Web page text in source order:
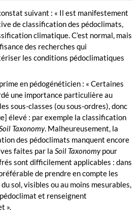
suivant : « Il est manifestement
de classification des pédoclimats,
climatique. C’est normal, mais
des recherches qui
les conditions pédoclimatiques
en pédogénéticien : « Certaines
une importance particulière au
sous-classes (ou sous-ordres), donc
élevé : par exemple la classification
Taxonomy. Malheureusement, la
des pédoclimats manquent encore
faites par laSoil Taxonomypour
sont difficilement applicables : dans
de prendre en compte les
sol, visibles ou au moins mesurables,
et renseignent
».